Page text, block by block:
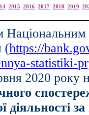
2015 2016 201 7 2018 2019
(https://
statistiki-
2020 року
діяльності